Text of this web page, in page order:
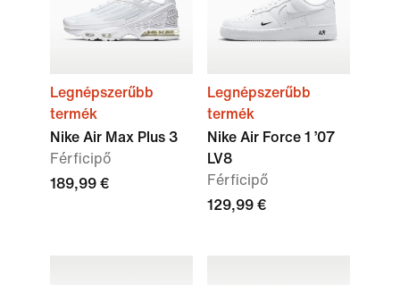
Legnépszerűbb
termék
Nike Air Max Plus 3
Férficipő
189,99 €
Legnépszerűbb
termék
Nike Air Force 1 ’07
LV8
Férficipő
129,99 €